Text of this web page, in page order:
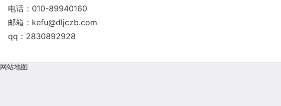
电话：010-89940160
邮箱： kefu@dljczb.com
qq：2830892928
网站地图